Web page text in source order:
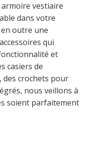
vestiaire
dans votre
outre une
qui
et
casiers de
crochets pour
nous veillons à
soient parfaitement